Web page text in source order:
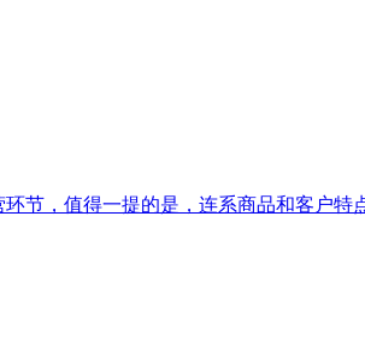
节，值得一提的是，连系商品和客户